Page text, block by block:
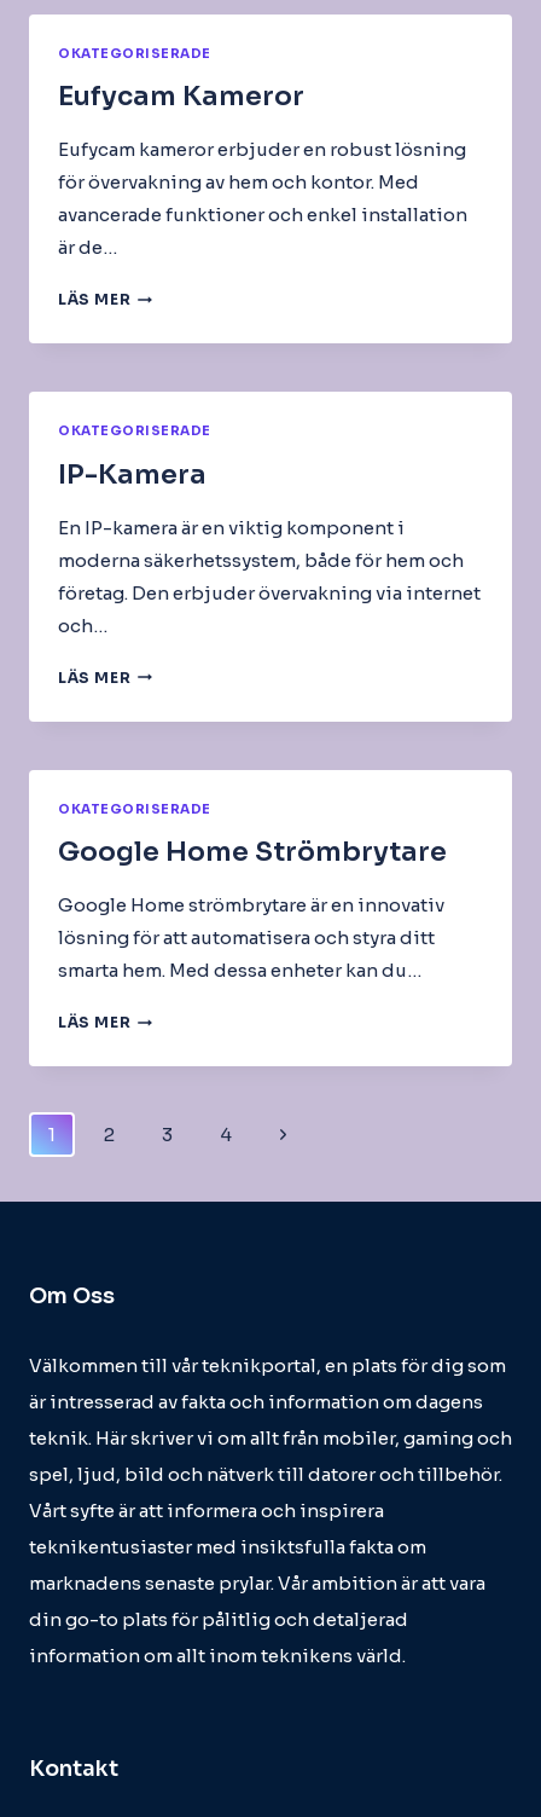
OKATEGORISERADE
Eufycam Kameror
Eufycam kameror erbjuder en robust lösning
för övervakning av hem och kontor. Med
avancerade funktioner och enkel installation
är de…
LÄS MER EUFYCAM
OKATEGORISERADE
IP-Kamera
En IP-kamera är en viktig komponent i
moderna säkerhetssystem, både för hem och
företag. Den erbjuder övervakning via internet
och…
LÄS MER IP-
OKATEGORISERADE
Google Home Strömbrytare
Google Home strömbrytare är en innovativ
lösning för att automatisera och styra ditt
smarta hem. Med dessa enheter kan du…
LÄS MER GOOGLE
STRÖMBRYTARE
Page
Navigation
1 2 3 4
Next
Om Oss
Välkommen till vår teknikportal, en plats för dig som
är intresserad av fakta och information om dagens
teknik. Här skriver vi om allt från mobiler, gaming och
spel, ljud, bild och nätverk till datorer och tillbehör.
Vårt syfte är att informera och inspirera
teknikentusiaster med insiktsfulla fakta om
marknadens senaste prylar. Vår ambition är att vara
din go-to plats för pålitlig och detaljerad
information om allt inom teknikens värld.
Kontakt